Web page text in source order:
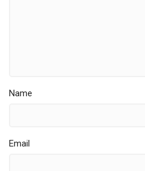
Name
Email